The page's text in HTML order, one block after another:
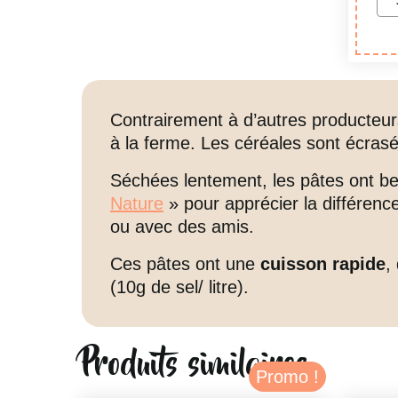
de
Contrairement à d’autres
à la ferme. Les céréales sont
Séchées lentement, les pâtes ont
Nature » pour apprécier la
ou avec des amis.
Ces pâtes ont une cuisson rapide,
(10g de sel/ litre).
Produits similaires
Promo !